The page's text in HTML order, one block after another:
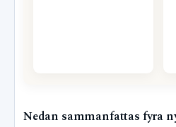
Nedan sammanfattas fyra